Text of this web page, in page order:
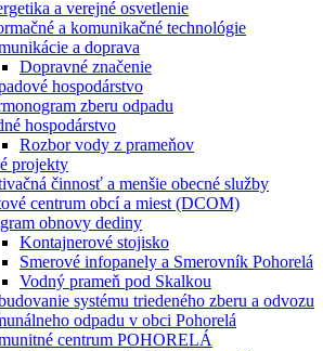
a verejné osvetlenie
a komunikačné technológie
a doprava
Dopravné značenie
hospodárstvo
zberu odpadu
hospodárstvo
Rozbor vody z prameňov
projekty
činnosť a menšie obecné služby
centrum obcí a miest (DCOM)
obnovy dediny
Kontajnerové stojisko
Smerové infopanely a Smerovník Pohorelá
Vodný prameň pod Skalkou
systému triedeného zberu a odvozu
odpadu v obci Pohorelá
centrum POHORELÁ